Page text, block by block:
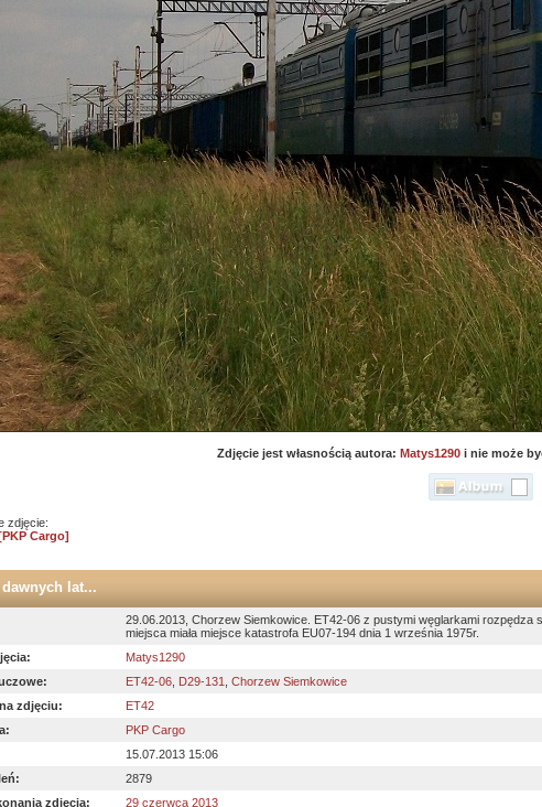
Zdjęcie jest własnością autora: Matys1290i nie może
zdjęcie:
Cargo]
lat...
29.06.2013, Chorzew Siemkowice. ET42-06 z pustymi węglarkami rozpędza
miejsca miała miejsce katastrofa EU07-194 dnia 1 września 1975r.
Matys1290
ET42-06 D29-131
Chorzew Siemkowice
zdjęciu:
ET42
PKP Cargo
15.07.2013 15:06
2879
zdjęcia:
29 czerwca 2013